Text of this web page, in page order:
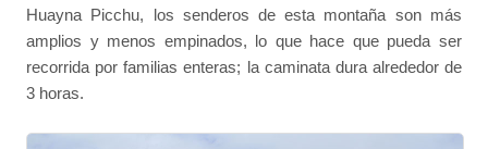
Huayna Picchu, los senderos de esta montaña son más
amplios y menos empinados, lo que hace que pueda ser
recorrida por familias enteras; la caminata dura alrededor de
3 horas.